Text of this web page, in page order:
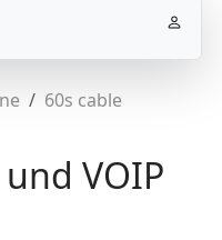
60s cable
VOIP